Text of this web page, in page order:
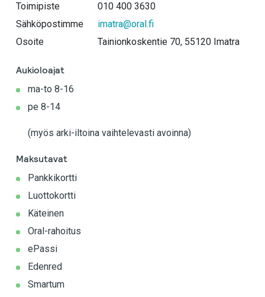
Toimipiste
010 400 3630
Sähköpostimme
imatra@oral.fi
Osoite
Tainionkoskentie 70, 55120 Imatra
Aukioloajat
ma-to 8-16
pe 8-14
(myös arki-iltoina vaihtelevasti avoinna)
Maksutavat
Pankkikortti
Luottokortti
Käteinen
Oral-rahoitus
ePassi
Edenred
Smartum